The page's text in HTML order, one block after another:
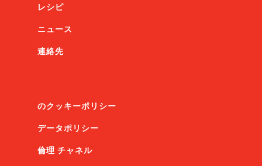
レシピ
ニュース
連絡先
のクッキーポリシー
データポリシー
倫理 チャネル